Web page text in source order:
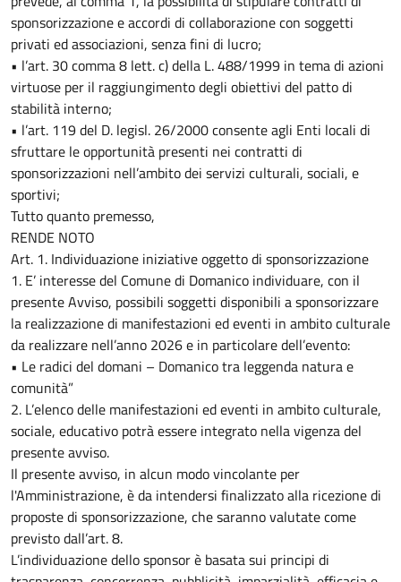
sponsorizzazione e accordi di collaborazione con soggetti
privati ed associazioni, senza fini di lucro;
• l’art. 30 comma 8 lett. c) della L. 488/1999 in tema di azioni
virtuose per il raggiungimento degli obiettivi del patto di
stabilità interno;
• l’art. 119 del D. legisl. 26/2000 consente agli Enti locali di
sfruttare le opportunità presenti nei contratti di
sponsorizzazioni nell’ambito dei servizi culturali, sociali, e
sportivi;
Tutto quanto premesso,
RENDE NOTO
Art. 1. Individuazione iniziative oggetto di sponsorizzazione
1. E’ interesse del Comune di Domanico individuare, con il
presente Avviso, possibili soggetti disponibili a sponsorizzare
la realizzazione di manifestazioni ed eventi in ambito culturale
da realizzare nell’anno 2026 e in particolare dell’evento:
• Le radici del domani – Domanico tra leggenda natura e
comunità”
2. L’elenco delle manifestazioni ed eventi in ambito culturale,
sociale, educativo potrà essere integrato nella vigenza del
presente avviso.
Il presente avviso, in alcun modo vincolante per
l'Amministrazione, è da intendersi finalizzato alla ricezione di
proposte di sponsorizzazione, che saranno valutate come
previsto dall’art. 8.
L’individuazione dello sponsor è basata sui principi di